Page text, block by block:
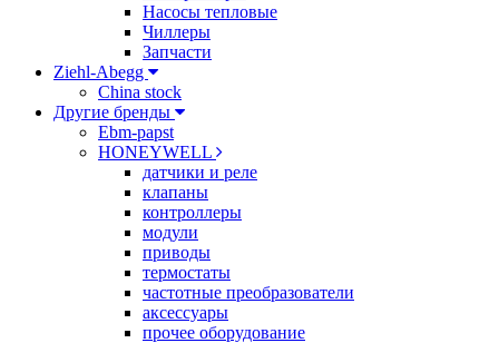
Насосы тепловые
Чиллеры
Запчасти
Ziehl-Abegg
China stock
Другие бренды
Ebm-papst
HONEYWELL
датчики и реле
клапаны
контроллеры
модули
приводы
термостаты
частотные преобразователи
аксессуары
прочее оборудование